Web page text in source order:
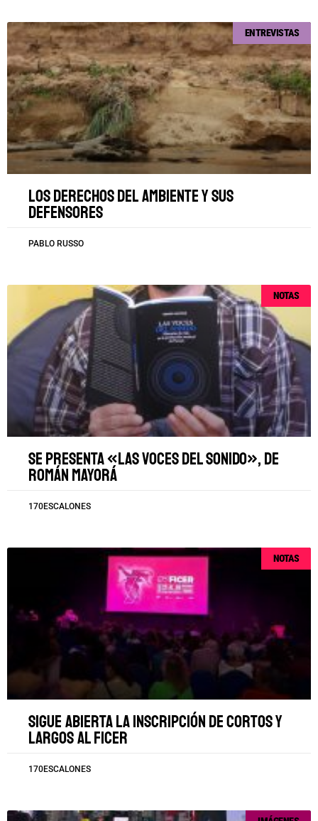
ENTREVISTAS
Los derechos del ambiente y sus
defensores
PABLO RUSSO
NOTAS
Se presenta «Las voces del sonido», de
Román Mayorá
170ESCALONES
NOTAS
Sigue abierta la inscripción de cortos y
largos al FICER
170ESCALONES